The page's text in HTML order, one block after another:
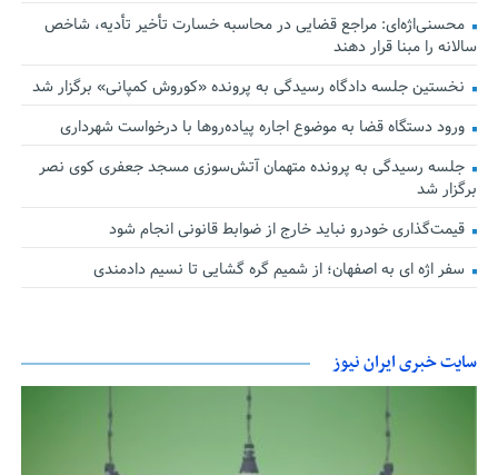
محسنی‌اژه‌ای: مراجع قضایی در محاسبه خسارت تأخیر تأدیه، شاخص
سالانه را مبنا قرار دهند
نخستین جلسه دادگاه رسیدگی به پرونده «کوروش کمپانی» برگزار شد
ورود دستگاه قضا به موضوع اجاره پیاده‌روها با درخواست شهرداری
جلسه رسیدگی به پرونده متهمان آتش‌سوزی مسجد جعفری کوی نصر
برگزار شد
قیمت‌گذاری خودرو نباید خارج از ضوابط قانونی انجام شود
سفر اژه ای به اصفهان؛ از شمیم گره گشایی تا نسیم دادمندی
سایت خبری ایران نیوز